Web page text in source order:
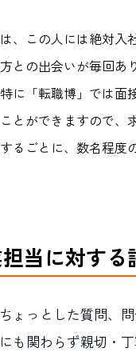
、この人には絶対
との出会いが毎回
に「転職博」では
とができますので、
るごとに、数名程
当に対する
ょっとした質問、
も関わらず親切・